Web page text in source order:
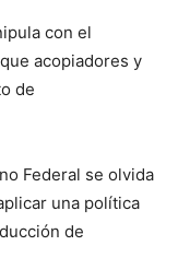
con el
acopiadores y
de
Federal se olvida
una política
de